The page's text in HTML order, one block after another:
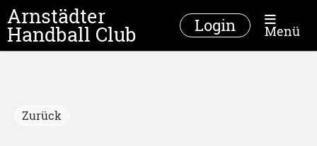
Arnstädter
Handball Club Login Menü
Zurück